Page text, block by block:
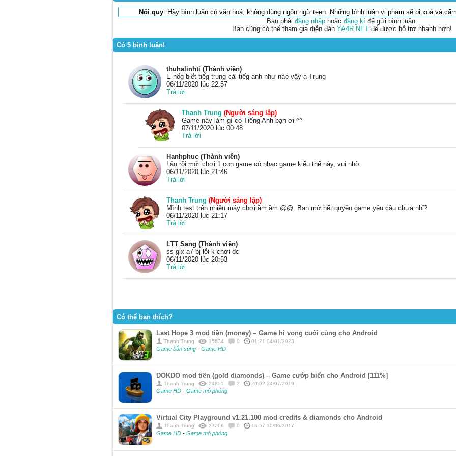
Nội quy: Hãy bình luận có văn hoá, không dùng ngôn ngữ teen. Những bình luận vi phạm sẽ bị xoá và
Bạn phải đăng nhập hoặc đăng kí để gửi bình luận.
Bạn cũng có thể tham gia diễn đàn YA4R.NET để được hỗ trợ nhanh hơn!
Có 5 bình luận!
thuhalinhti (Thành viên)
E hổg biết tiếg trung cài tiếg anh như nào vậy a Trung
06/11/2020 lúc 22:57
Trả lời
Thanh Trung (Người sáng lập)
Game này làm gì có Tiếng Anh bạn ơi ^^
07/11/2020 lúc 00:48
Trả lời
Hanhphuc (Thành viên)
Lâu rồi mới chơi 1 con game có nhạc game kiểu thế này, vui nhỡ
06/11/2020 lúc 21:46
Trả lời
Thanh Trung (Người sáng lập)
Mình test trên nhiều máy chơi ầm ầm @@. Bạn mở hết quyền game yêu cầu chưa nhỉ?
06/11/2020 lúc 21:17
Trả lời
LTT Sang (Thành viên)
ss glx a7 bị lỗi k chơi dc
06/11/2020 lúc 20:53
Trả lời
Có thể bạn thích?
Last Hope 3 mod tiền (money) – Game hi vọng cuối cùng cho Android
Thanh Trung 15634 0 01:21 04/01/2023
Game bắn súng - Game HD
DOKDO mod tiền (gold diamonds) – Game cướp biển cho Android [111%]
Thanh Trung 24851 2 20:02 24/07/2019
Game HD - Game mô phỏng
Virtual City Playground v1.21.100 mod credits & diamonds cho Android
Thanh Trung 27266 0 16:57 10/06/2017
Game HD - Game mô phỏng